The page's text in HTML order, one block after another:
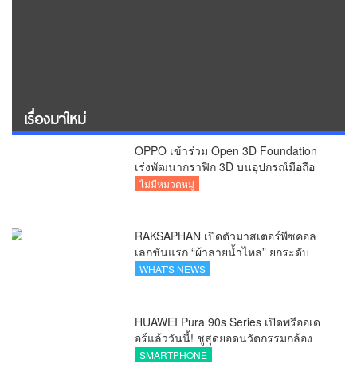
เรื่องมาใหม่
OPPO เข้าร่วม Open 3D Foundation
เร่งพัฒนากราฟิก 3D บนอุปกรณ์มือถือ
ไม่มีหมวดหมู่
RAKSAPHAN เปิดตัวมาสเตอร์พีซคอล
เลกชันแรก “ผ้าลายน้ำไหล” ยกระดับ
ภูมิปัญญาท้องถิ่นสู่งานศิลป์ระดับสากล
WHAT'S NEWS
HUAWEI Pura 90s Series เปิดพรีออเด
อร์แล้ววันนี้! ชูสุดยอดนวัตกรรมกล้อง
พร้อม AI อัจฉริยะและ 5G Advanced
SMARTPHONE